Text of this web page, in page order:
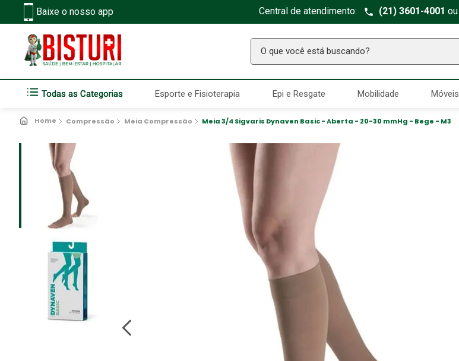
Baixe o nosso app Central de atendimento: (21) 3601-4001 ou
O que você está buscando?
Todas as Categorias Esporte e Fisioterapia Epi e Resgate Mobilidade Móveis
Compressão Meia Compressão Meia 3/4 Sigvaris Dynaven Basic - Aberta - 20-30 mmHg - Bege - M3
TERMOS MAIS BUSCADOS
Seringa Insulina
2 º Fralda Geriatrica
3º
Estetoscopio Littmann
Aparelho Pressão
Absorvente Geriatrico
8 Gaze Esteril
9º
10º Cadeira Banho